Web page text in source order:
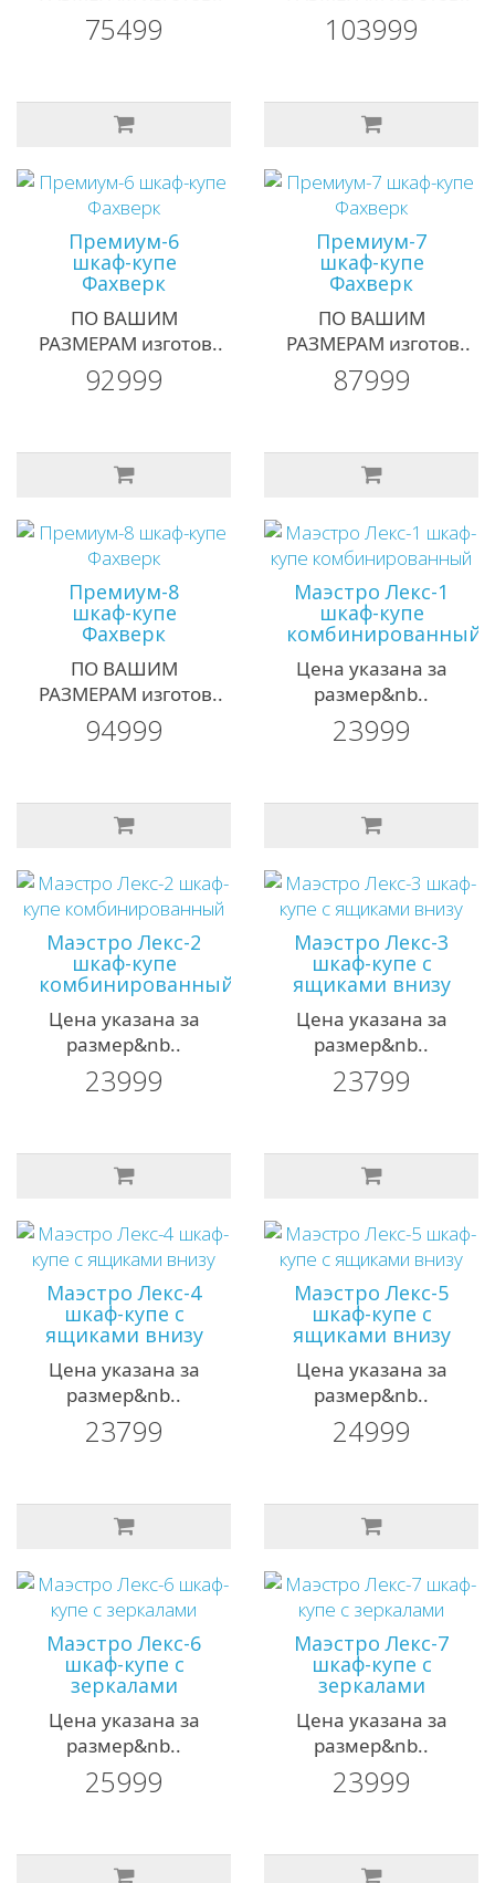
75499 103999
Премиум-6
шкаф-купе
Фахверк
ПО ВАШИМ
РАЗМЕРАМ изготов..
92999
Премиум-7
шкаф-купе
Фахверк
ПО ВАШИМ
РАЗМЕРАМ изготов..
87999
Премиум-8
шкаф-купе
Фахверк
ПО ВАШИМ
РАЗМЕРАМ изготов..
94999
Маэстро Лекс-1
шкаф-купе
комбинированный
Цена указана за
размер&nb..
23999
Маэстро Лекс-2
шкаф-купе
комбинированный
Цена указана за
размер&nb..
23999
Маэстро Лекс-3
шкаф-купе с
ящиками внизу
Цена указана за
размер&nb..
23799
Маэстро Лекс-4
шкаф-купе с
ящиками внизу
Цена указана за
размер&nb..
23799
Маэстро Лекс-5
шкаф-купе с
ящиками внизу
Цена указана за
размер&nb..
24999
Маэстро Лекс-6
шкаф-купе с
зеркалами
Цена указана за
размер&nb..
25999
Маэстро Лекс-7
шкаф-купе с
зеркалами
Цена указана за
размер&nb..
23999